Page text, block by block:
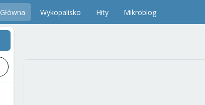
Główna Wykopalisko Hity Mikroblog